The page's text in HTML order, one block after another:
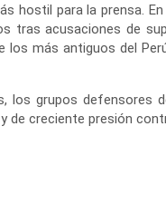
hostil para la prensa.
tras acusaciones de
más antiguos del
los grupos defensores
de creciente presión